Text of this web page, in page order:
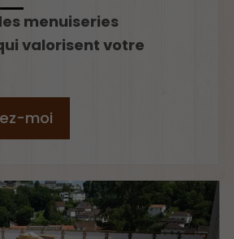
menuiseries
valorisent votre
moi